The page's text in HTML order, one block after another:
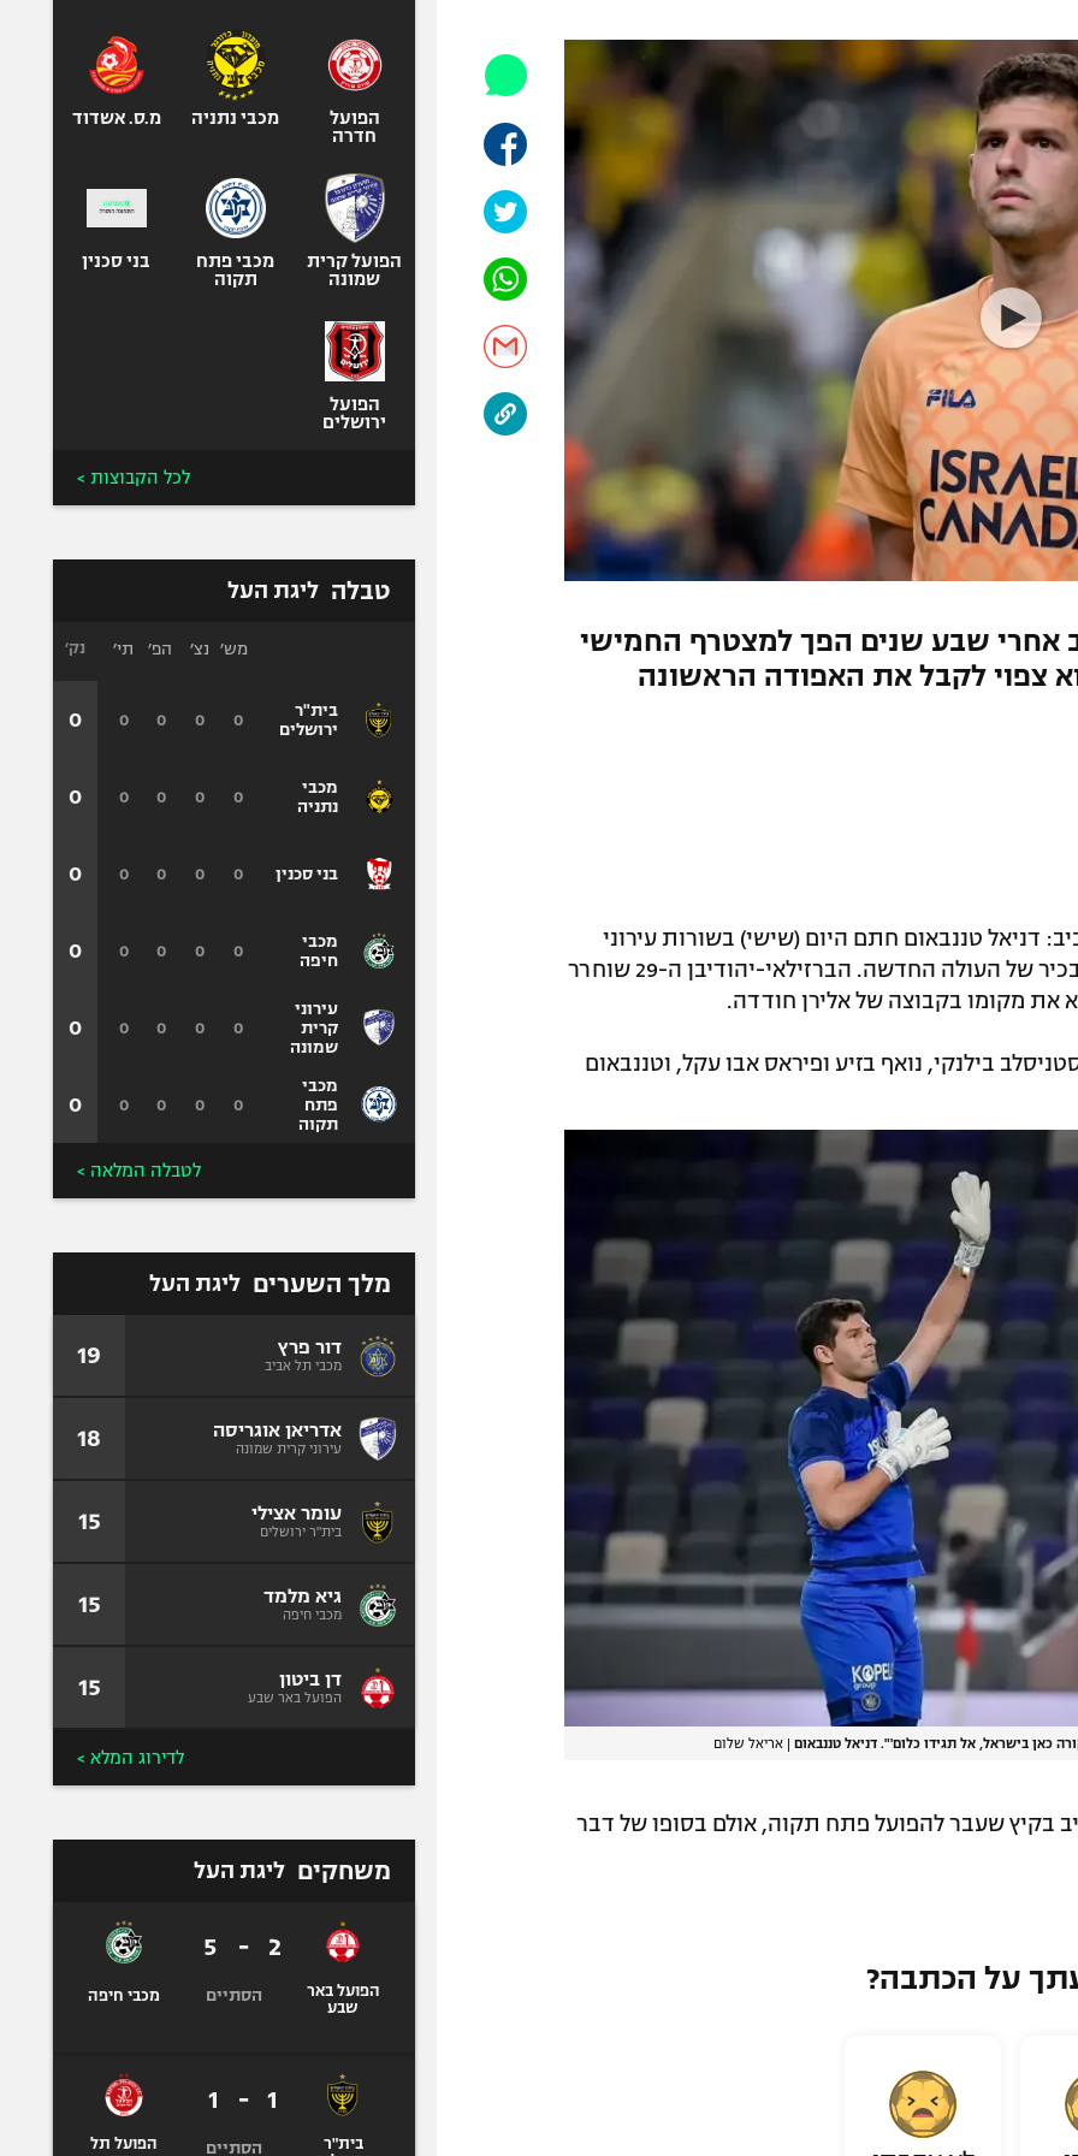
אביב
שבע
ליגה סינית
ליגה ברזילאית
אופניים
ספורט מוטורי
כדורמים
בייסבול MLB
ספורט אתגרי
אומנויות לחימה
אחרי שבע שנים הפך למצטרף החמישי
צפוי לקבל את האפודה הראשונה
דניאל טננבאום חתם היום (שישי) בשורות עירוני
טבריה לעונה אחת, וצפוי להיות השוער הבכיר של העולה החדשה. הברזילאי-יהודיבן ה-29 שוחרר
את מקומו בקבוצה של אלירן חודדה.
בילנקי, נואף בזיע ופיראס אבו עקל, וטננבאום
כאן בישראל, אל תגידו כלום'". דניאל טננבאום | אריאל שלום
בקיץ שעבר להפועל פתח תקוה, אולם בסופו של דבר
על הכתבה?
הפועל
חדרה
מכבי נתניה מ.ס. אשדוד
הפועל קרית
שמונה
מכבי פתח
תקוה
בני סכנין
הפועל
ירושלים
לכל הקבוצות >
טבלה ליגת העל
בית"ר
ירושלים
מכבי
נתניה
בני סכנין
מכבי
חיפה
עירוני
קרית
שמונה
מכבי
פתח
תקוה
מש׳ נצ׳ הפ׳ תי׳
0
0
0
0
0
0
0
0
0
0
0
0
0
0
0
0
0
0
0
0
0
0
0
0
נק׳
0
0
0
0
0
0
לטבלה המלאה >
מלך השערים ליגת העל
דור פרץ
מכבי תל אביב 19
אדריאן אוגריסה
עירוני קרית שמונה 18
עומר אצילי
בית"ר ירושלים 15
גיא מלמד
מכבי חיפה 15
דן ביטון
הפועל באר שבע 15
לדירוג המלא >
משחקים ליגת העל
הפועל באר
שבע
2
-
5
הסתיים מכבי חיפה
בית"ר
1
-
1
הסתיים
הפועל תל